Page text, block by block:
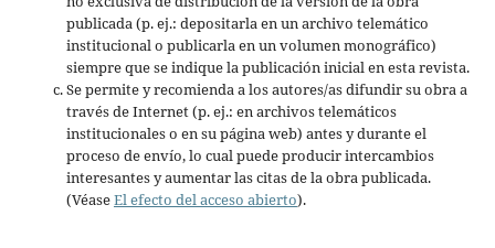
publicada (p. ej.: depositarla en un archivo telemático
institucional o publicarla en un volumen monográfico)
siempre que se indique la publicación inicial en esta revista.
Se permite y recomienda a los autores/as difundir su obra a
través de Internet (p. ej.: en archivos telemáticos
institucionales o en su página web) antes y durante el
proceso de envío, lo cual puede producir intercambios
interesantes y aumentar las citas de la obra publicada.
(VéaseEl efecto del acceso abierto).